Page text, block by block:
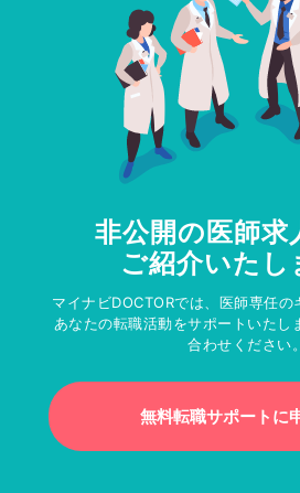
非公開の医師求
ご紹介いたし
マイナビDOCTORでは、医師専任
あなたの転職活動をサポートいたし
合わせください。
無料転職サポートに